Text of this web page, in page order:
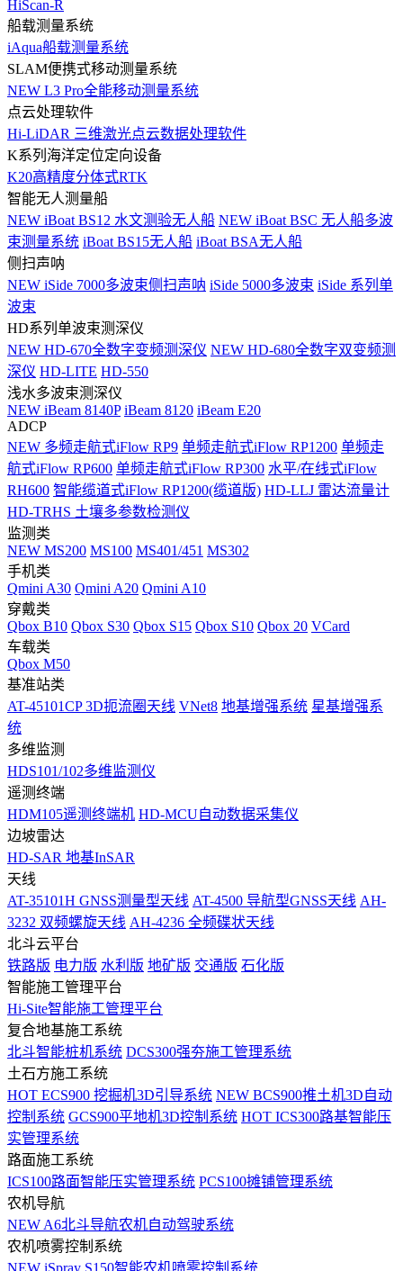
HiScan-R
船载测量系统
iAqua船载测量系统
SLAM便携式移动测量系统
NEW L3 Pro全能移动测量系统
点云处理软件
Hi-LiDAR 三维激光点云数据处理软件
K系列海洋定位定向设备
K20高精度分体式RTK
智能无人测量船
NEW iBoat BS12 水文测验无人船 NEW iBoat BSC 无人船多波
束测量系统 iBoat BS15无人船 iBoat BSA无人船
侧扫声呐
NEW iSide 7000多波束侧扫声呐 iSide 5000多波束 iSide 系列单
波束
HD系列单波束测深仪
NEW HD-670全数字变频测深仪 NEW HD-680全数字双变频测
深仪 HD-LITE HD-550
浅水多波束测深仪
NEW iBeam 8140P iBeam 8120 iBeam E20
ADCP
NEW 多频走航式iFlow RP9 单频走航式iFlow RP1200 单频走
航式iFlow RP600 单频走航式iFlow RP300 水平/在线式iFlow
RH600 智能缆道式iFlow RP1200(缆道版) HD-LLJ 雷达流量计
HD-TRHS 土壤多参数检测仪
监测类
NEW MS200 MS100 MS401/451 MS302
手机类
Qmini A30 Qmini A20 Qmini A10
穿戴类
Qbox B10 Qbox S30 Qbox S15 Qbox S10 Qbox 20 VCard
车载类
Qbox M50
基准站类
AT-45101CP 3D扼流圈天线 VNet8 地基增强系统 星基增强系
统
多维监测
HDS101/102多维监测仪
遥测终端
HDM105遥测终端机 HD-MCU自动数据采集仪
边坡雷达
HD-SAR 地基InSAR
天线
AT-35101H GNSS测量型天线 AT-4500 导航型GNSS天线 AH-
3232 双频螺旋天线 AH-4236 全频碟状天线
北斗云平台
铁路版 电力版 水利版 地矿版 交通版 石化版
智能施工管理平台
Hi-Site智能施工管理平台
复合地基施工系统
北斗智能桩机系统 DCS300强夯施工管理系统
土石方施工系统
HOT ECS900 挖掘机3D引导系统 NEW BCS900推土机3D自动
控制系统 GCS900平地机3D控制系统 HOT ICS300路基智能压
实管理系统
路面施工系统
ICS100路面智能压实管理系统 PCS100摊铺管理系统
农机导航
NEW A6北斗导航农机自动驾驶系统
农机喷雾控制系统
NEW iSpray S150智能农机喷雾控制系统